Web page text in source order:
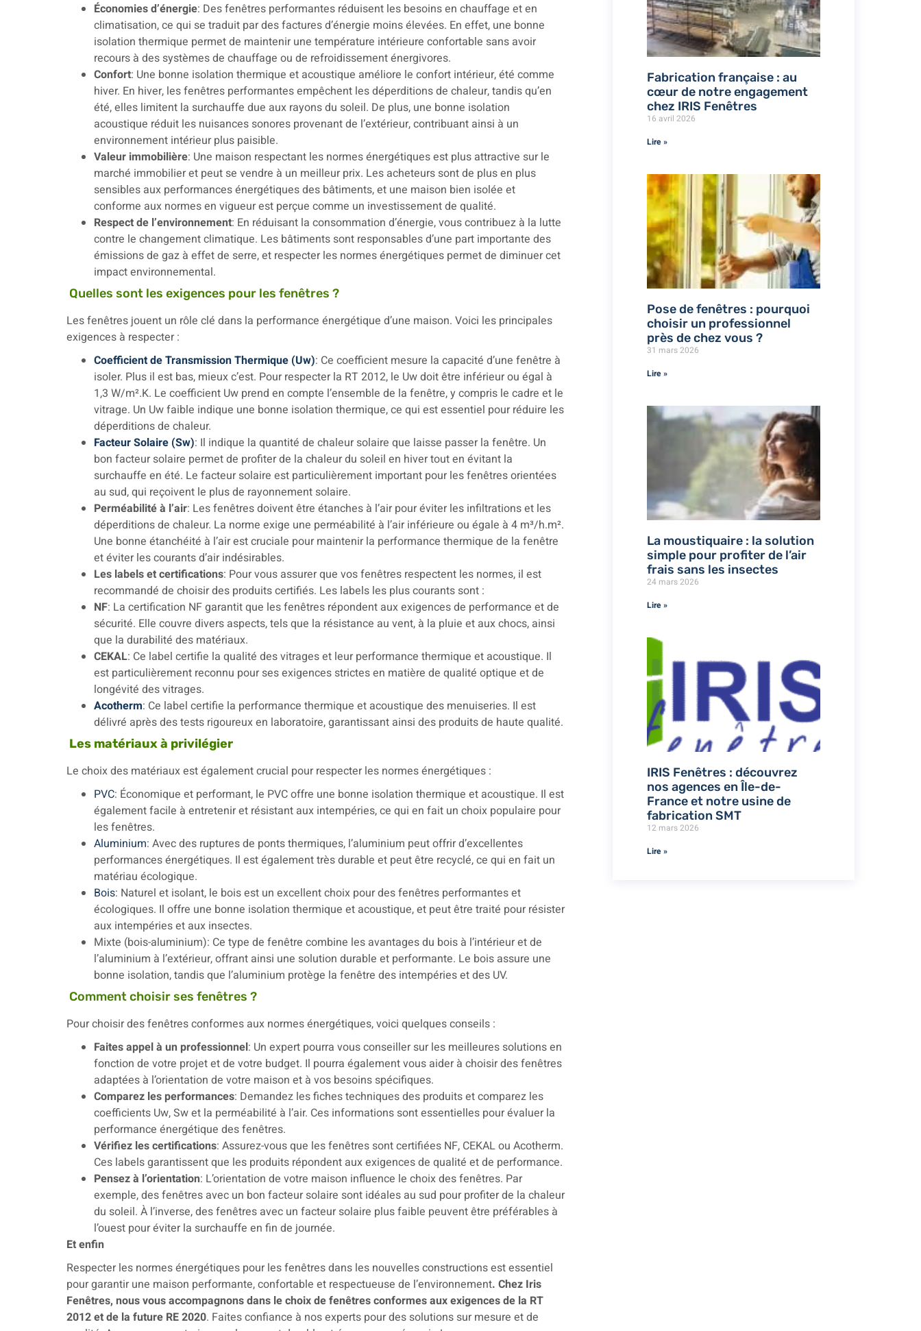
Économies d’énergie: Des fenêtres performantes réduisent les besoins en chauffage et en
climatisation, ce qui se traduit par des factures d’énergie moins élevées. En effet, une bonne
isolation thermique permet de maintenir une température intérieure confortable sans avoir
recours à des systèmes de chauffage ou de refroidissement énergivores.
Confort: Une bonne isolation thermique et acoustique améliore le confort intérieur, été comme
hiver. En hiver, les fenêtres performantes empêchent les déperditions de chaleur, tandis qu’en
été, elles limitent la surchauffe due aux rayons du soleil. De plus, une bonne isolation
acoustique réduit les nuisances sonores provenant de l’extérieur, contribuant ainsi à un
environnement intérieur plus paisible.
Valeur immobilière: Une maison respectant les normes énergétiques est plus attractive sur le
marché immobilier et peut se vendre à un meilleur prix. Les acheteurs sont de plus en plus
sensibles aux performances énergétiques des bâtiments, et une maison bien isolée et
conforme aux normes en vigueur est perçue comme un investissement de qualité.
Respect de l’environnement: En réduisant la consommation d’énergie, vous contribuez à la lutte
contre le changement climatique. Les bâtiments sont responsables d’une part importante des
émissions de gaz à effet de serre, et respecter les normes énergétiques permet de diminuer cet
impact environnemental.
Quelles sont les exigences pour les fenêtres ?
Les fenêtres jouent un rôle clé dans la performance énergétique d’une maison. Voici les principales
exigences à respecter :
Coefficient de Transmission Thermique (Uw): Ce coefficient mesure la capacité d’une fenêtre à
isoler. Plus il est bas, mieux c’est. Pour respecter la RT 2012, le Uw doit être inférieur ou égal à
1,3 W/m².K. Le coefficient Uw prend en compte l’ensemble de la fenêtre, y compris le cadre et le
vitrage. Un Uw faible indique une bonne isolation thermique, ce qui est essentiel pour réduire les
déperditions de chaleur.
Facteur Solaire (Sw): Il indique la quantité de chaleur solaire que laisse passer la fenêtre. Un
bon facteur solaire permet de profiter de la chaleur du soleil en hiver tout en évitant la
surchauffe en été. Le facteur solaire est particulièrement important pour les fenêtres orientées
au sud, qui reçoivent le plus de rayonnement solaire.
Perméabilité à l’air: Les fenêtres doivent être étanches à l’air pour éviter les infiltrations et les
déperditions de chaleur. La norme exige une perméabilité à l’air inférieure ou égale à 4 m³/h.m².
Une bonne étanchéité à l’air est cruciale pour maintenir la performance thermique de la fenêtre
et éviter les courants d’air indésirables.
Les labels et certifications: Pour vous assurer que vos fenêtres respectent les normes, il est
recommandé de choisir des produits certifiés. Les labels les plus courants sont :
NF: La certification NF garantit que les fenêtres répondent aux exigences de performance et de
sécurité. Elle couvre divers aspects, tels que la résistance au vent, à la pluie et aux chocs, ainsi
que la durabilité des matériaux.
CEKAL: Ce label certifie la qualité des vitrages et leur performance thermique et acoustique. Il
est particulièrement reconnu pour ses exigences strictes en matière de qualité optique et de
longévité des vitrages.
Acotherm: Ce label certifie la performance thermique et acoustique des menuiseries. Il est
délivré après des tests rigoureux en laboratoire, garantissant ainsi des produits de haute qualité.
Les matériaux à privilégier
Le choix des matériaux est également crucial pour respecter les normes énergétiques :
PVC: Économique et performant, le PVC offre une bonne isolation thermique et acoustique. Il est
également facile à entretenir et résistant aux intempéries, ce qui en fait un choix populaire pour
les fenêtres.
Aluminium: Avec des ruptures de ponts thermiques, l’aluminium peut offrir d’excellentes
performances énergétiques. Il est également très durable et peut être recyclé, ce qui en fait un
matériau écologique.
Bois: Naturel et isolant, le bois est un excellent choix pour des fenêtres performantes et
écologiques. Il offre une bonne isolation thermique et acoustique, et peut être traité pour résister
aux intempéries et aux insectes.
Mixte (bois-aluminium): Ce type de fenêtre combine les avantages du bois à l’intérieur et de
l’aluminium à l’extérieur, offrant ainsi une solution durable et performante. Le bois assure une
bonne isolation, tandis que l’aluminium protège la fenêtre des intempéries et des UV.
Comment choisir ses fenêtres ?
Pour choisir des fenêtres conformes aux normes énergétiques, voici quelques conseils :
Faites appel à un professionnel: Un expert pourra vous conseiller sur les meilleures solutions en
fonction de votre projet et de votre budget. Il pourra également vous aider à choisir des fenêtres
adaptées à l’orientation de votre maison et à vos besoins spécifiques.
Comparez les performances: Demandez les fiches techniques des produits et comparez les
coefficients Uw, Sw et la perméabilité à l’air. Ces informations sont essentielles pour évaluer la
performance énergétique des fenêtres.
Vérifiez les certifications: Assurez-vous que les fenêtres sont certifiées NF, CEKAL ou Acotherm.
Ces labels garantissent que les produits répondent aux exigences de qualité et de performance.
Pensez à l’orientation: L’orientation de votre maison influence le choix des fenêtres. Par
exemple, des fenêtres avec un bon facteur solaire sont idéales au sud pour profiter de la chaleur
du soleil. À l’inverse, des fenêtres avec un facteur solaire plus faible peuvent être préférables à
l’ouest pour éviter la surchauffe en fin de journée.
Et enfin
Respecter les normes énergétiques pour les fenêtres dans les nouvelles constructions est essentiel
pour garantir une maison performante, confortable et respectueuse de l’environnement. Chez Iris
Fenêtres, nous vous accompagnons dans le choix de fenêtres conformes aux exigences de la RT
2012 et de la future RE 2020. Faites confiance à nos experts pour des solutions sur mesure et de
Fabrication française : au
cœur de notre engagement
chez IRIS Fenêtres
16 avril 2026
Lire »
Pose de fenêtres : pourquoi
choisir un professionnel
près de chez vous ?
31 mars 2026
Lire »
La moustiquaire : la solution
simple pour profiter de l’air
frais sans les insectes
24 mars 2026
Lire »
IRIS Fenêtres : découvrez
nos agences en Île-de-
France et notre usine de
fabrication SMT
12 mars 2026
Lire »